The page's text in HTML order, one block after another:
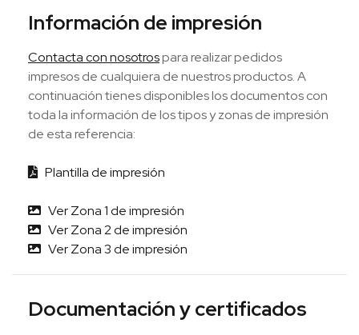
Información de impresión
Contacta con nosotrospara realizar pedidos
impresos de cualquiera de nuestros productos. A
continuación tienes disponibles los documentos con
toda la información de los tipos y zonas de impresión
de esta referencia:
Plantilla de impresión
Ver Zona 1 de impresión
Ver Zona 2 de impresión
Ver Zona 3 de impresión
Documentación y certificados